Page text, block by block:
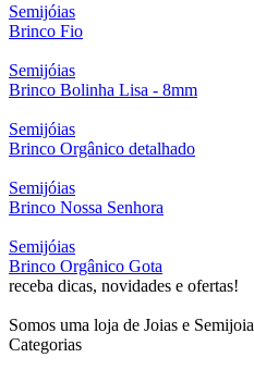
Semijóias
Brinco Fio
Semijóias
Brinco Bolinha Lisa - 8mm
Semijóias
Brinco Orgânico detalhado
Semijóias
Brinco Nossa Senhora
Semijóias
Brinco Orgânico Gota
receba dicas, novidades e ofertas!
Somos uma loja de Joias e
Categorias